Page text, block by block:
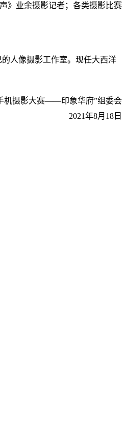
》业余摄影记者；各类摄影比赛
人像摄影工作室。现任大西洋
机摄影大赛——印象华府”组委会
2021年8月 18 日